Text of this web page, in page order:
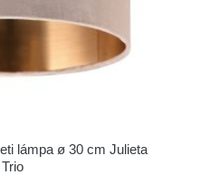
lámpa ø 30 cm Julieta